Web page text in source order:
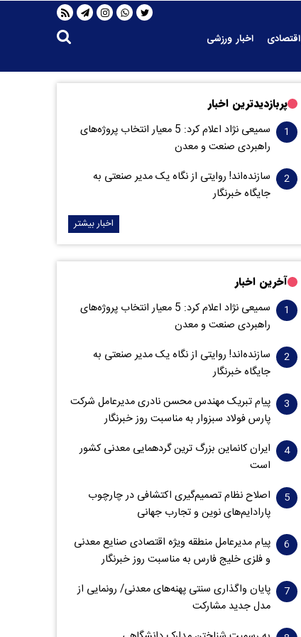
اقتصادی
اخبار ورزشی
پربازدیدترین اخبار
سمیعی‌ نژاد اعلام کرد: 5 معیار انتخاب پروژه‌های
راهبردی صنعت و معدن
سازنده‌اند! روایتی از نگاه یک مدیر صنعتی به
جایگاه خبرنگار
اخبار بیشتر
آخرین اخبار
سمیعی‌ نژاد اعلام کرد: 5 معیار انتخاب پروژه‌های
راهبردی صنعت و معدن
سازنده‌اند! روایتی از نگاه یک مدیر صنعتی به
جایگاه خبرنگار
پیام تبریک مهندس محسن نادری مدیرعامل شرکت
پارس فولاد سبزوار به مناسبت روز خبرنگار
ایران کانماین بزرگ ترین گردهمایی معدنی کشور
است
اصلاح نظام تصمیم‌گیری اکتشافی در چارچوب
پارادایم‌های نوین و تجارب جهانی
پیام مدیرعامل منطقه ویژه اقتصادی صنایع معدنی
و فلزی خلیج فارس به مناسبت روز خبرنگار‌
پایان واگذاری‌ سنتی پهنه‌های معدنی/ رونمایی از
مدل جدید مشارکت